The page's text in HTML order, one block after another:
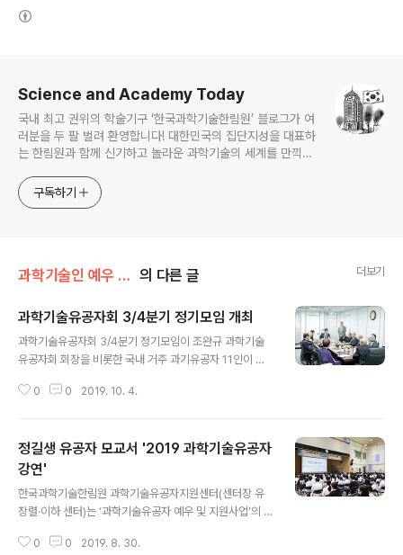
Science and Academy Today
국내 최고 권위의 학술기구 ‘한국과학기술한림원’ 블로그가 여
러분을 두 팔 벌려 환영합니다! 대한민국의 집단지성을 대표하
는 한림원과 함께 신기하고 놀라운 과학기술의 세계를 만끽하
구독하기
과학기술인 예우 및 시상/과학기술유공자 예우 및 지원 의 다른 글 더보기
과학기술유공자회 3/4분기 정기모임 개최
과학기술유공자회 3/4분기 정기모임이 조완규 과학기술
유공자회 회장을 비롯한 국내 거주 과기유공자 11인이 참
곡캠퍼스내 과학기술유공자라운지에서 성황리에 개최되었
보를 확대하기 위한 계획이 논의되었다. 회의에는 정진호
한림원 총괄부원장, 유장렬 과학기술유공자지원센터장, 이
희란 과학기술정보통신부 과학기술안전기반팀장이 자리를
함께했다. 한국과학기술한림원은 ‘과학기술유공자 예우 및
지원사업’의 주관기관으로서 과학기술유공자지원센터(센
터장 유장렬)를 운영 중에 있으며, △과학기술유공자 후보
0 0 2019. 10. 4.
정길생 유공자 모교서 '2019 과학기술유공자
강연'
한국과학기술한림원 과학기술유공자지원센터(센터장 유
장렬·이하 센터)는 ‘과학기술유공자 예우 및 지원사업’의 일
연’을 개최한다. 지난해 과학고를 대상으로 진행된 과학기
0 0 2019. 8. 30.